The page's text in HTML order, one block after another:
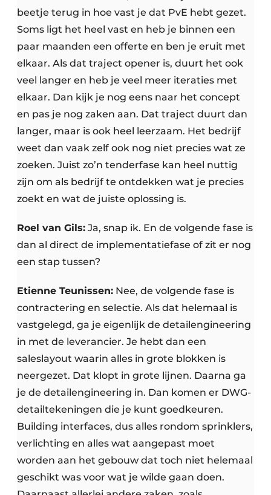
beetje terug in hoe vast je dat PvE hebt gezet.
Soms ligt het heel vast en heb je binnen een
paar maanden een offerte en ben je eruit met
elkaar. Als dat traject opener is, duurt het ook
veel langer en heb je veel meer iteraties met
elkaar. Dan kijk je nog eens naar het concept
en pas je nog zaken aan. Dat traject duurt dan
langer, maar is ook heel leerzaam. Het bedrijf
weet dan vaak zelf ook nog niet precies wat ze
zoeken. Juist zo’n tenderfase kan heel nuttig
zijn om als bedrijf te ontdekken wat je precies
zoekt en wat de juiste oplossing is.
Roel van Gils: Ja, snap ik. En de volgende fase is
dan al direct de implementatiefase of zit er nog
een stap tussen?
Etienne Teunissen: Nee, de volgende fase is
contractering en selectie. Als dat helemaal is
vastgelegd, ga je eigenlijk de detailengineering
in met de leverancier. Je hebt dan een
saleslayout waarin alles in grote blokken is
neergezet. Dat klopt in grote lijnen. Daarna ga
je de detailengineering in. Dan komen er DWG-
detailtekeningen die je kunt goedkeuren.
Building interfaces, dus alles rondom sprinklers,
verlichting en alles wat aangepast moet
worden aan het gebouw dat toch niet helemaal
geschikt was voor wat je wilde gaan doen.